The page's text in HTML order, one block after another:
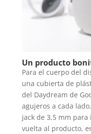
Un producto
Para el cuerpo del
una cubierta de
del Daydream de
agujeros a cada
jack de 3,5 mm
vuelta al producto,